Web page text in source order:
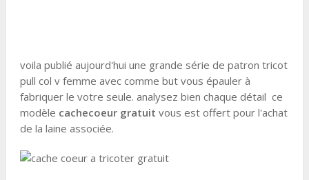
voila publié aujourd'hui une grande série de patron tricot
pull col v femme avec comme but vous épauler à
fabriquer le votre seule. analysez bien chaque détail ce
modèle cachecoeur gratuit vous est offert pour l'achat
de la laine associée.